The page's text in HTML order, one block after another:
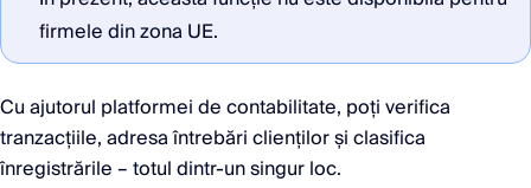
firmele din zona UE.
Cu ajutorul platformei de contabilitate, poți verifica
tranzacțiile, adresa întrebări clienților și clasifica
înregistrările – totul dintr-un singur loc.